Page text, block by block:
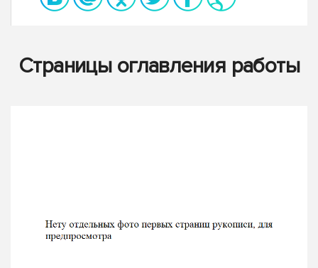
Страницы оглавления работы